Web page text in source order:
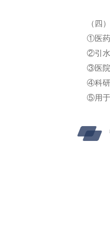
（四
①医
②引
③医
④科
⑤用